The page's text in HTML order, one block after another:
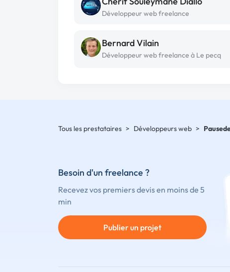
Développeur web freelance
Bernard Vilain
Développeur web freelance à Le pecq
Tous les prestataires > Développeurs web >
Besoin d'un freelance ?
Recevez vos premiers devis en moins de 5
min
Publier un projet